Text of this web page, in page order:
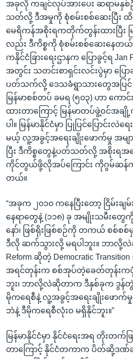
အခုလို ကချင်လုပ်အားပေး ဆရာမနှ
သတ်လို့ ဒီအမှုကို စုံစမ်းစစ်ဆေးပြီး
မေရိကန်အစိုးရကတိုက်တွန်းထားပြီး
လည်း ဒီကိစ္စကို စုံစမ်းစစ်ဆေးနေတယ်
ကနိုင်ငံခြားရေးဌာနက ပြောခွင့်ရ
အတွင်း သတင်းစာရှင်းလင်းပွဲမှာ ပြ
ပတ်သက်လို့ ဒေသခံရွာသားတွေအပြင် အ
မြန်မာစစ်တပ် ခမရ (၅၀၃) ဟာ ကောင်း
ထားတာကြောင့် မြန်မာတပ်ဖွဲ့ဝင်အခ
ပါ။ မြန်မာနိုင်ငံမှာ ပြုပြင်ပြောင်
မယ့် လူ့အခွင့်အရေးချိုးဖောက်မှု အမျ
ပြီး ဒီကိစ္စတွေနဲ့ပတ်သတ်လို့ အစိုးရအန
ကိုင်တွယ်ဖို့လိုအပ်ကြောင်း ကိုဂွမ်ဆန်က
တယ်။
“အခုက ၂၀၁၀ ကနေပြီးတော့ ငြိမ်းခ
နေရာတွေနဲ့ (၁၁၈) ခု အမျိုးသမီးတွေ
နော်၊ ဖြစ်ရိုးဖြစ်စဉ်ကို တကယ် စစ်စစ်
ဒီလို ဆက်သွားလို့ မရပါဘူး။ ဘာလို့လဲဆို
Reform ဆိုတဲ့ Democratic
အရင်တုန်းက စစ်အုပ်တဲ့ခေတ်တုန်းကပုံ
ဘူး၊ ဘာလို့လဲဆိုတာက ဒီနှစ်ခုက ဒွန်တွဲန
မိုကရေစီနဲ့ လူ့အခွင့်အရေးချိုးဖောက်မှု
ဘဲနဲ့ ဒီမိုကရေစီလုံးဝ မရှိနိုင်ဘူး။”
မြန်မာနိုင်ငံမှာ နိုင်ငံရေးအရ တိုးတ
တာကြောင့် နိုင်ငံတကာက ပိတ်ဆို့ဒဏ်